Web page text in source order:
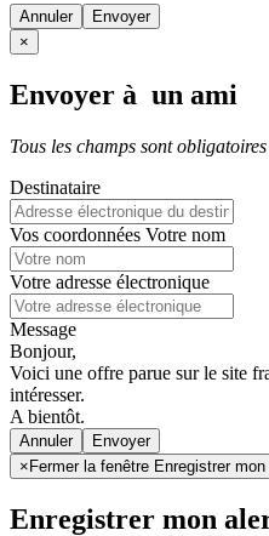
Annuler
×
Envoyer à un ami
Tous les champs sont obligatoires
Destinataire
Vos coordonnées Votre nom
Votre adresse électronique
Message
Bonjour,
Voici une offre parue sur le site
intéresser.
A bientôt.
Annuler
× Fermer la fenêtre Enregistrer
Enregistrer mon